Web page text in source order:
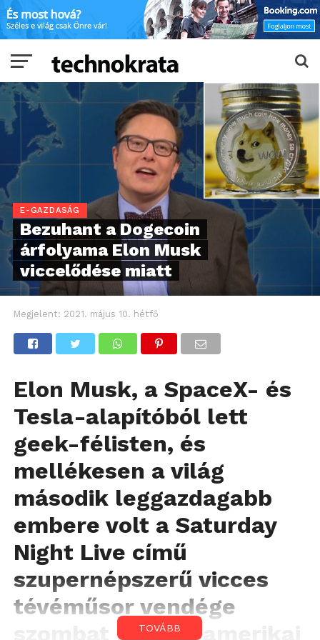
E-GAZDASÁG
Bezuhant a Dogecoin
árfolyama Elon Musk
viccelődése miatt
Megjelent: 2021. május 10. hétfő
Elon Musk, a SpaceX- és
Tesla-alapítóból lett
geek-félisten, és
mellékesen a világ
második leggazdagabb
embere volt a Saturday
Night Live című
szupernépszerű vicces
tévéműsor vendége
szombat este az amerikai
TOVÁBB